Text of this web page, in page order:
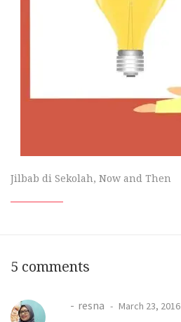
Jilbab di Sekolah, Now and Then
5 comments
resna
March 23, 2016